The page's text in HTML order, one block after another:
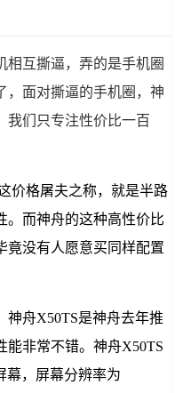
相互撕逼，弄的是手机圈
，面对撕逼的手机圈，神
我们只专注性价比一百
价格屠夫之称，就是半路
。而神舟的这种高性价比
竟没有人愿意买同样配置
神舟X50TS是神舟去年推
能非常不错。神舟X50TS
幕，屏幕分辨率为